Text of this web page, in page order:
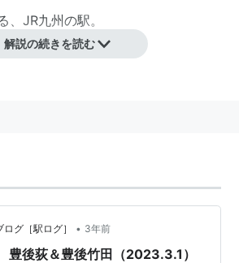
、JR九州の駅。
高原線）
解説の続きを読む
グ［駅ログ］ • 3年前
後荻＆豊後竹田（2023.3.1）